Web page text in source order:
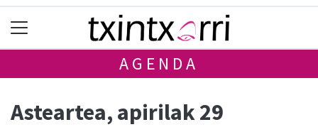
AGENDA
Asteartea, apirilak 29